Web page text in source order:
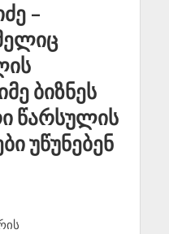
–
ბიზნეს
წარსულის
უწუნებენ